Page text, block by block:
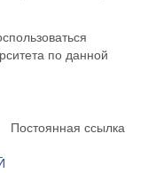
по данной
Постоянная ссылка